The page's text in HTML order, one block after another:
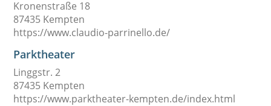
Kronenstraße 18
87435 Kempten
https://www.claudio-parrinello.de/
Parktheater
Linggstr. 2
87435 Kempten
https://www.parktheater-kempten.de/index.html